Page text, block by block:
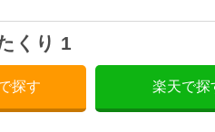
くり 1
探す 楽天で探